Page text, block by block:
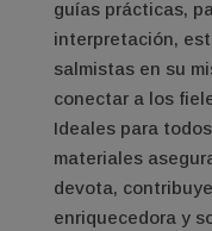
guías prácticas,
interpretación,
salmistas en su
conectar a los
Ideales para
materiales
devota,
enriquecedora y